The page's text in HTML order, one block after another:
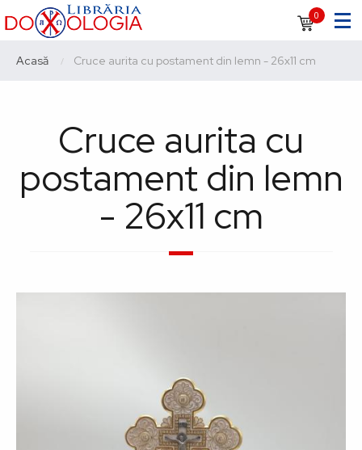
Sari
la
conținutul
Navigare
principală
0
Breadcrumb
Acasă Current:
Cruce aurita cu postament din lemn - 26x11 cm
Cruce aurita cu
postament din lemn
- 26x11 cm